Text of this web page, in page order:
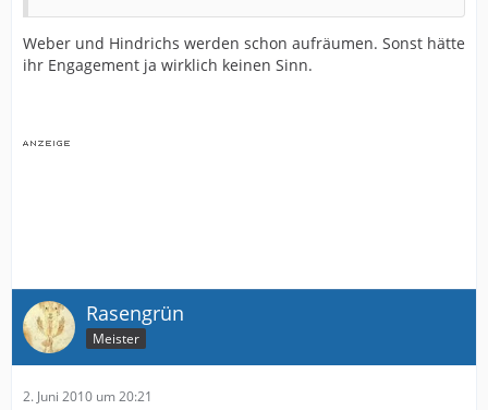
Weber und Hindrichs werden schon aufräumen. Sonst hätte
ihr Engagement ja wirklich keinen Sinn.
Rasengrün
Meister
2. Juni 2010 um 20:21